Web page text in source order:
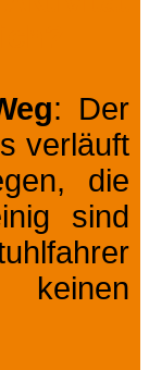
: Der
verläuft
die
sind
keinen